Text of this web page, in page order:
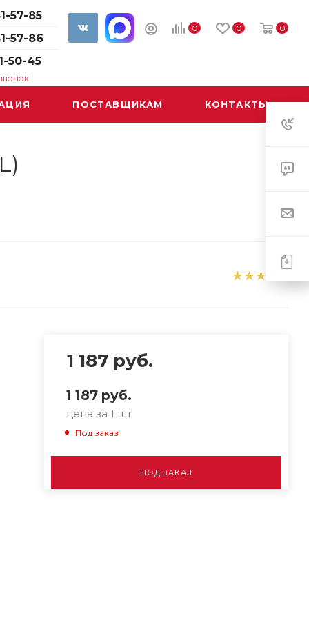
0 0 0
57-85
57-86
50-45
ПОСТАВЩИКАМ КОНТАКТЫ
1 187руб.
1 187руб.
цена за 1 шт
Под заказ
ПОД ЗАКАЗ